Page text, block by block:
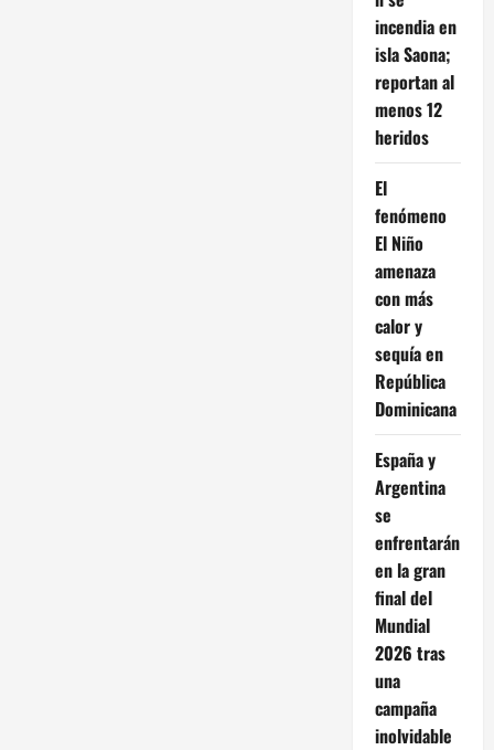
incendia en
isla Saona;
reportan al
menos 12
heridos
El
fenómeno
El Niño
amenaza
con más
calor y
sequía en
República
Dominicana
España y
Argentina
se
enfrentarán
en la gran
final del
Mundial
2026 tras
una
campaña
inolvidable